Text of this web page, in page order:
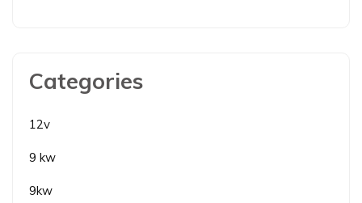
Categories
12v
9 kw
9kw